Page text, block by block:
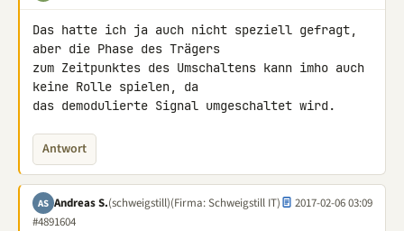
Das hatte ich ja auch nicht speziell gefragt,
aber die Phase des Trägers
zum Zeitpunktes des Umschaltens kann imho auch
keine Rolle spielen, da
das demodulierte Signal umgeschaltet wird.
Antwort
AS Andreas S.(schweigstill)(Firma: Schweigstill IT)
2017-02-06 03:09
#4891604